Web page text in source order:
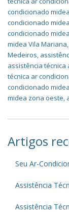
condicionado
condicionado
condicionado
midea Vila Mariana,
Medeiros,
assistência técnica
técnica ar
condicionado
midea zona oeste,
Artigos
Seu Ar-
Assistência
Assistência